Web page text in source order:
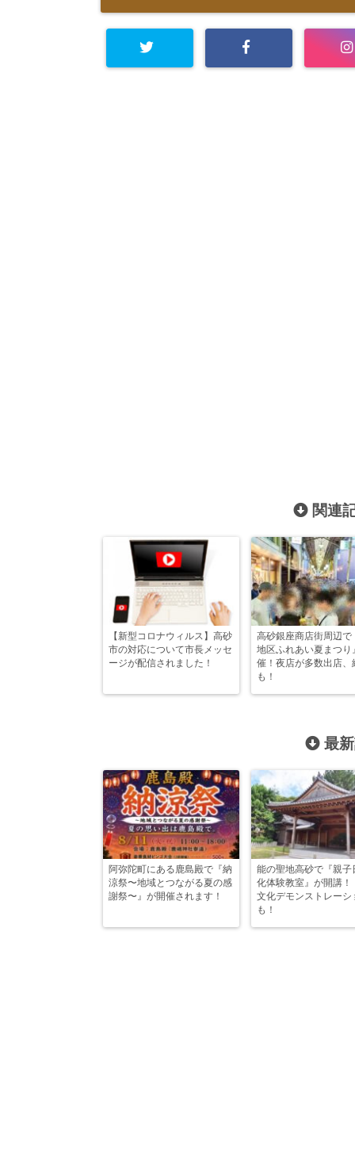
関連
【新型コロナウィルス】高砂
市の対応について市長メッセ
ージが配信されました！
高砂銀座商店街周辺で
地区ふれあい夏まつり
催！夜店が多数出店、
も！
最
阿弥陀町にある鹿島殿で『納
涼祭〜地域とつながる夏の感
謝祭〜』が開催されます！
能の聖地高砂で『親子
化体験教室』が開講！
文化デモンストレーシ
も！